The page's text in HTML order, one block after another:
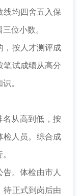
线均四舍五入保
位小数。
按人才测评成
笔试成绩从高分
。
从高到低，按
检人员。综合成
。体检由市人
待正式到岗后由